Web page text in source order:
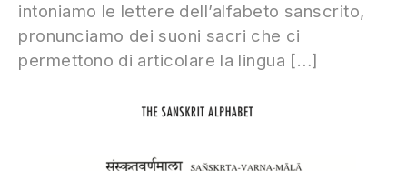
intoniamo le lettere dell’alfabeto sanscrito,
pronunciamo dei suoni sacri che ci
permettono di articolare la lingua […]